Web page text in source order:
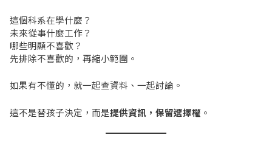
這個科系在學什麼？
未來從事什麼工作？
哪些明顯不喜歡？
先排除不喜歡的，再縮小範圍。
如果有不懂的，就一起查資料、一起討論。
這不是替孩子決定，而是提供資訊，保留選擇權。